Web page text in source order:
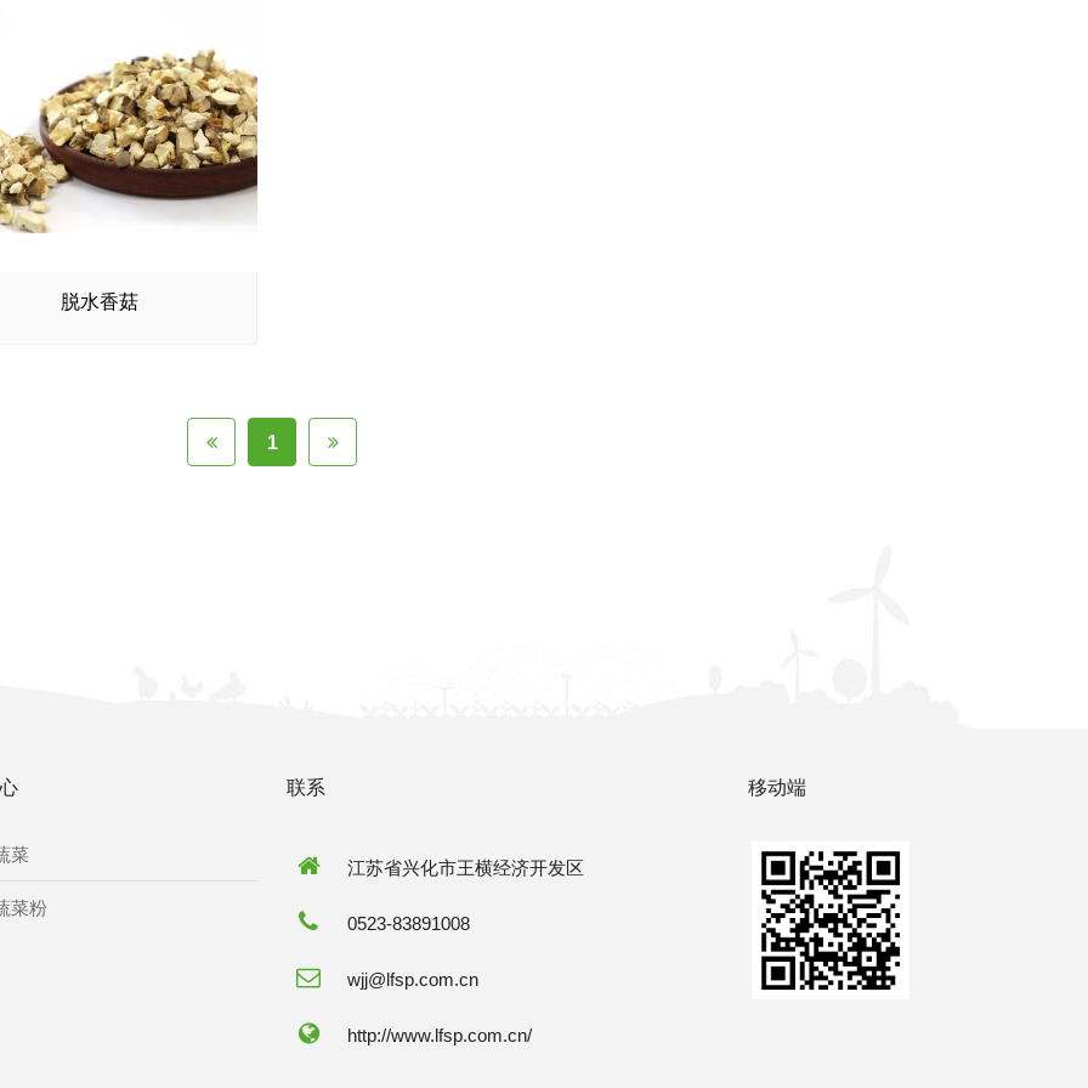
脱水香菇
1
菜
菜粉
联系
江苏省兴化市王横经济开发区
0523-83891008
wjj@lfsp.com.cn
http://www.lfsp.com.cn/
移动端